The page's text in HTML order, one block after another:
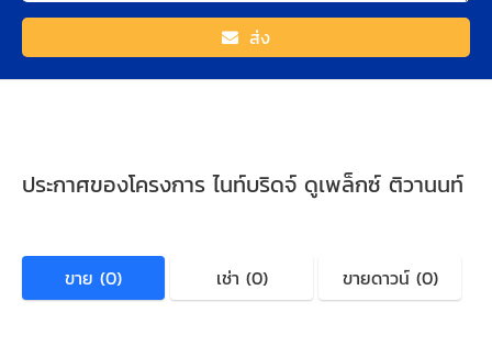
ส่ง
ประกาศของโครงการ ไนท์บริดจ์ ดูเพล็กซ์ ติวานนท์
ขาย (0) เช่า (0) ขายดาวน์ (0)